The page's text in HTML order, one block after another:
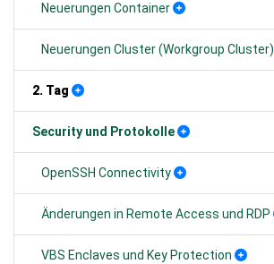
Neuerungen Container
Neuerungen Cluster (Workgroup Cluster)
2. Tag
Security und Protokolle
OpenSSH Connectivity
Änderungen in Remote Access und RDP
VBS Enclaves und Key Protection